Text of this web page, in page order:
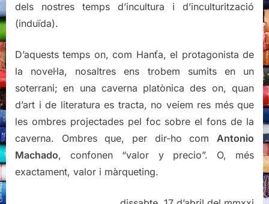
dels nostres temps d’incultura i d’inculturització
(induïda).
D’aquests temps on, com Hanťa, el protagonista de
la novel·la, nosaltres ens trobem sumits en un
soterrani; en una caverna platònica des on, quan
d’art i de literatura es tracta, no veiem res més que
les ombres projectades pel foc sobre el fons de la
caverna. Ombres que, per dir-ho com Antonio
Machado, confonen “valor y precio”. O, més
exactament, valor i màrqueting.